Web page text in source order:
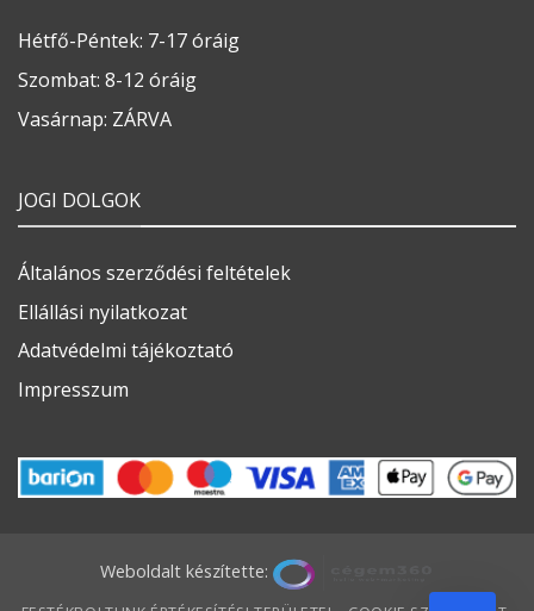
Hétfő-Péntek: 7-17 óráig
Szombat: 8-12 óráig
Vasárnap: ZÁRVA
JOGI DOLGOK
Általános szerződési feltételek
Ellállási nyilatkozat
Adatvédelmi tájékoztató
Impresszum
Weboldalt készítette: